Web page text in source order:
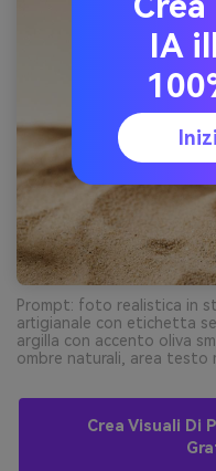
Prompt: foto realistica in
artigianale con etichetta
argilla con accento oliva
ombre naturali, area testo
Crea Visuali Di
IA